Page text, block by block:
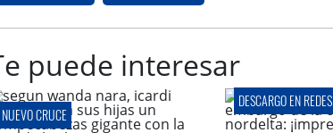
puede interesar
NUEVO CRUCE
DESCARGO EN REDES